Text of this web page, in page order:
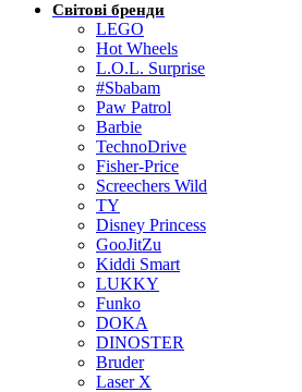
Світові бренди
LEGO
Hot Wheels
L.O.L. Surprise
#Sbabam
Paw Patrol
Barbie
TechnoDrive
Fisher-Price
Screechers Wild
TY
Disney Princess
GooJitZu
Kiddi Smart
LUKKY
Funko
DOKA
DINOSTER
Bruder
Laser X